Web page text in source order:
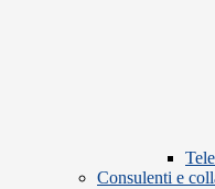
Consulenti e